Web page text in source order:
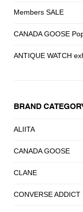
Members SALE
CANADA GOOSE
ANTIQUE WATCH
BRAND
ALIITA
CANADA GOOSE
CLANE
CONVERSE ADDICT